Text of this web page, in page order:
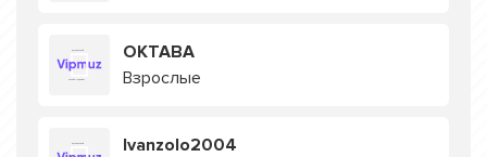
ОКТАВА
Взрослые
Ivanzolo2004